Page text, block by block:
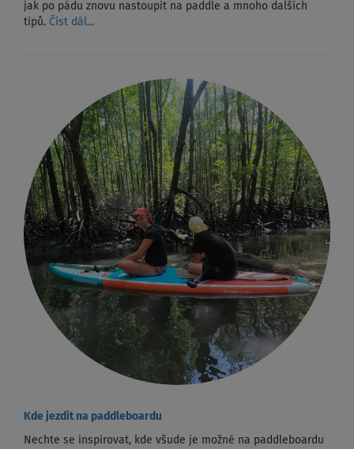
jak po pádu znovu nastoupit na paddle a mnoho dalších
tipů. Číst dál...
Kde jezdit na paddleboardu
Nechte se inspirovat, kde všude je možné na paddleboardu